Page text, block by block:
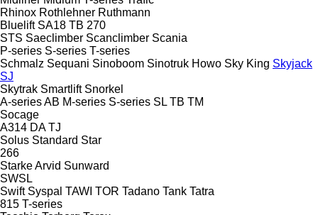
Rhinox Rothlehner Ruthmann
Bluelift SA18 TB 270
STS Saeclimber Scanclimber Scania
P-series S-series T-series
Schmalz Sequani Sinoboom Sinotruk Howo Sky King Skyjack
SJ
Skytrak Smartlift Snorkel
A-seriesAB M-series S-series SL TB TM
Socage
A314 DA TJ
Solus Standard Star
266
Starke Arvid Sunward
SWSL
Swift Syspal TAWI TOR Tadano Tank Tatra
815 T-series